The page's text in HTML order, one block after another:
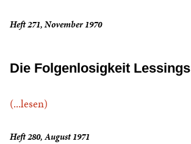
Heft 271, November 1970
Die Folgenlosigkeit Lessings
(...lesen)
Heft 280, August 1971